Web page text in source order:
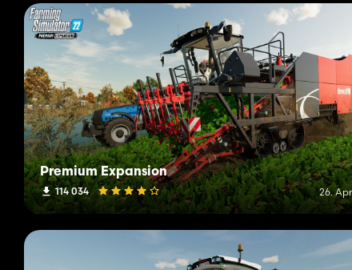
Premium Expansion
114 034 26.